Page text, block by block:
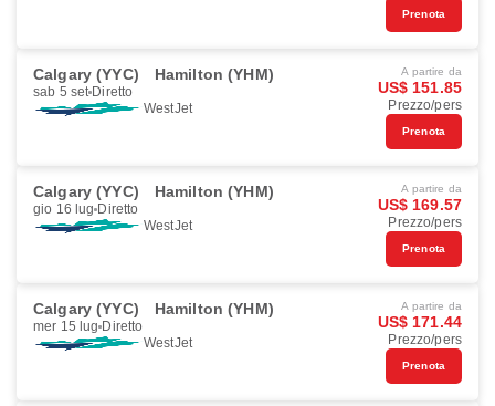
Prenota
Calgary (YYC) Hamilton (YHM)
sab 5 set Diretto
WestJet
A partire da
US$ 151.85
Prezzo/pers
Prenota
Calgary (YYC) Hamilton (YHM)
gio 16 lug Diretto
WestJet
A partire da
US$ 169.57
Prezzo/pers
Prenota
Calgary (YYC) Hamilton (YHM)
mer 15 lug Diretto
WestJet
A partire da
US$ 171.44
Prezzo/pers
Prenota